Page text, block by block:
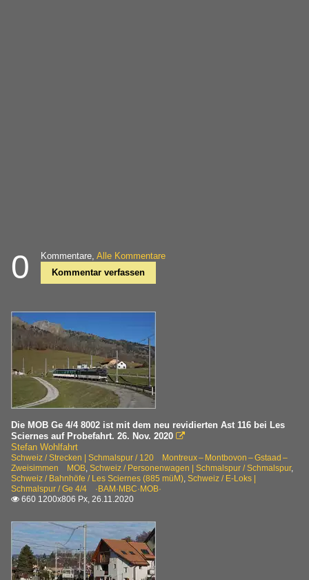
0 Kommentare, Alle Kommentare
Kommentar verfassen
Die MOB Ge 4/4 8002 ist mit dem neu revidierten Ast 116 bei Les
Sciernes auf Probefahrt. 26. Nov. 2020 
Stefan Wohlfahrt
Schweiz / Strecken | Schmalspur / 120 Montreux – Montbovon – Gstaad –
Zweisimmen MOB, Schweiz / Personenwagen | Schmalspur / Schmalspur,
Schweiz / Bahnhöfe / Les Sciernes (885 müM), Schweiz / E-Loks |
Schmalspur / Ge 4/4 ·BAM·MBC·MOB·
 660 1200x806 Px, 26.11.2020